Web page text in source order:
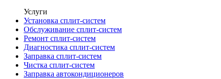
Услуги
Установка сплит-систем
Обслуживание сплит-систем
Ремонт сплит-систем
Диагностика сплит-систем
Заправка сплит-систем
Чистка сплит-систем
Заправка автокондиционеров